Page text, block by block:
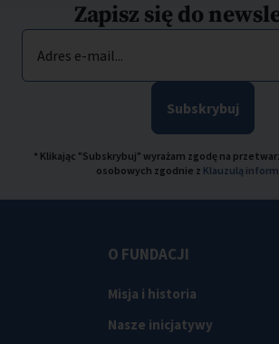
Zapisz się do
Adres e-mail...
Subskrybuj
* Klikając "Subskrybuj" wyrażam zgodę na
osobowych zgodnie z Klauzulą
O FUNDACJI
Misja i historia
Nasze inicjatywy